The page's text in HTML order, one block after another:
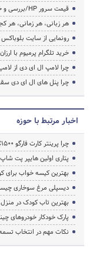
قیمت سرور HP/بررسی و خرید سرور اچ پی
هر زبانی، هر زمانی، هر
رونمایی از سایت
خرید تلگرام پرمیوم با
چرا لامپ ال ای دی از
چرا پنل های ال ای دی
اخبار مرتبط با حوزه
چرا پرینتر کارت فارگو DTC1500 یکی از محبوب‌ترین پرینترهای کارت دنیا است؟
پتاری اولین هایپر پت
بهترین کیسه خواب برای
دیسپلی مرغ سوخاری
بهترین تاب کودک در
پارک خودکار خودروهای
نکات مهم در انتخاب